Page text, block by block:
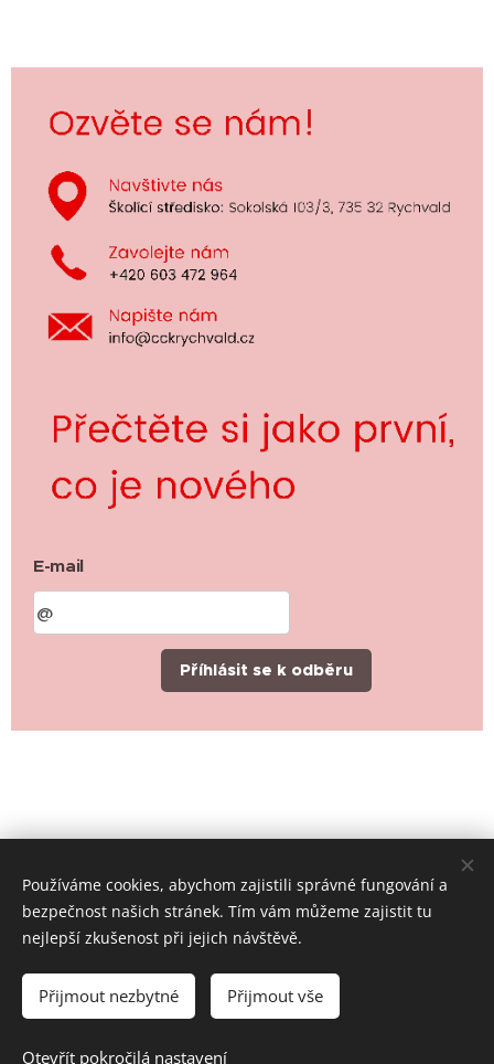
E-mail
Příhlásit se k odběru
© 2019-2026 Místní skupina ČČK Rychvald, všechna práva
Cookies
Jazyky
Používáme cookies, abychom zajistili správné fungování a
bezpečnost našich stránek. Tím vám můžeme zajistit tu
nejlepší zkušenost při jejich návštěvě.
Přijmout nezbytné Přijmout vše
Otevřít pokročilá nastavení